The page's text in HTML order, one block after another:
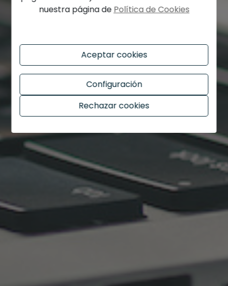
nuestra página de Política de Cookies
Aceptar cookies
Configuración
Rechazar cookies